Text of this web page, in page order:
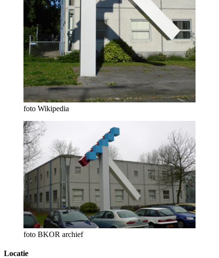
foto Wikipedia
foto BKOR archief
Locatie